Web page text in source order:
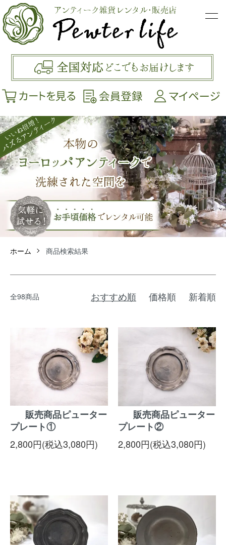
ホーム 商品検索結果
全98商品 おすすめ順 価格順 新着順
販売商品ピューター
プレート①
2,800円(税込3,080円)
販売商品ピューター
プレート②
2,800円(税込3,080円)